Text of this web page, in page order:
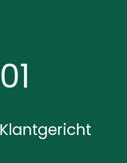
01
Klantgericht